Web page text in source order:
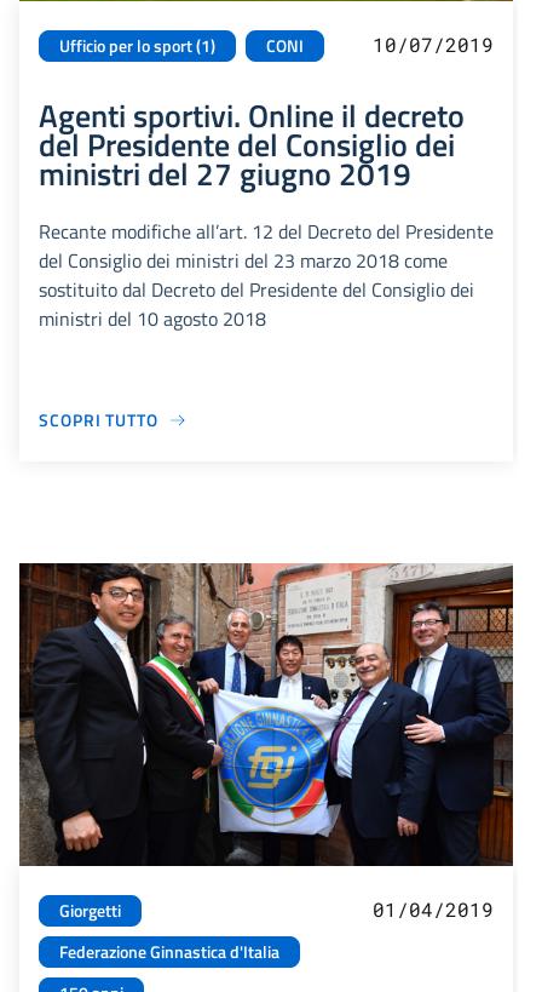
Ufficio per lo sport (1) CONI 10/07/2019
Agenti sportivi. Online il decreto
del Presidente del Consiglio dei
ministri del 27 giugno 2019
Recante modifiche all’art. 12 del Decreto del Presidente
del Consiglio dei ministri del 23 marzo 2018 come
sostituito dal Decreto del Presidente del Consiglio dei
ministri del 10 agosto 2018
SCOPRI TUTTO
Giorgetti
Federazione Ginnastica d'Italia
01/04/2019